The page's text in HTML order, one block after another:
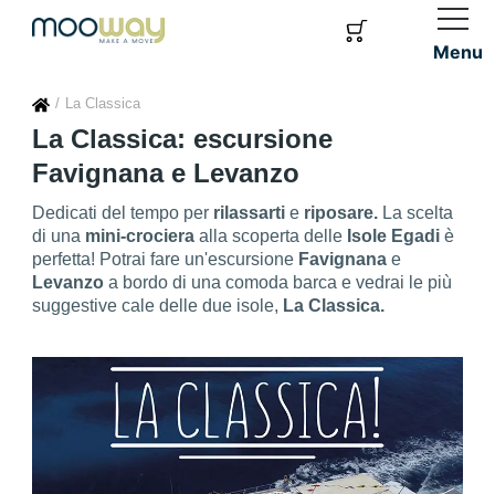
Menu
La Classica
La Classica: escursione
Favignana e Levanzo
Dedicati del tempo per rilassarti e riposare. La scelta
di una mini-crociera alla scoperta delle Isole Egadi è
perfetta! Potrai fare un'escursione Favignana e
Levanzo a bordo di una comoda barca e vedrai le più
suggestive cale delle due isole, La Classica.